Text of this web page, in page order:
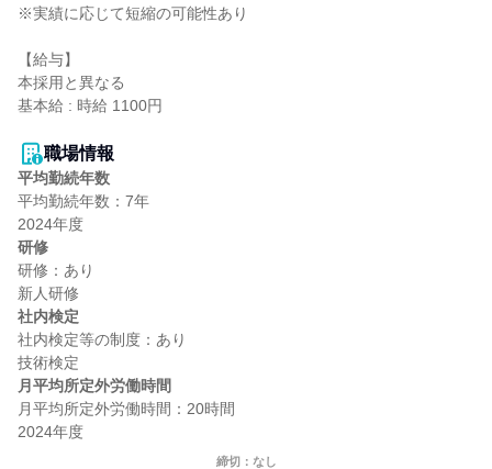
※実績に応じて短縮の可能性あり
【給与】
本採用と異なる
基本給 : 時給 1100円
職場情報
平均勤続年数
平均勤続年数：7年
研修
研修：あり
社内検定
社内検定等の制度：あり
月平均所定外労働時間
月平均所定外労働時間：20時間
締切：なし